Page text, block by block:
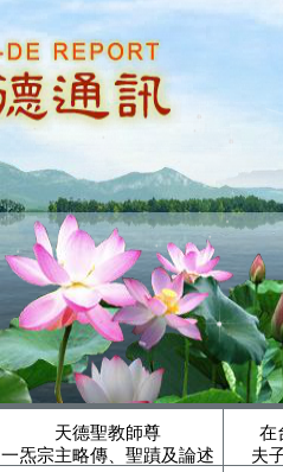
天德聖教師尊
一炁宗主略傳、聖蹟及論述
在
夫